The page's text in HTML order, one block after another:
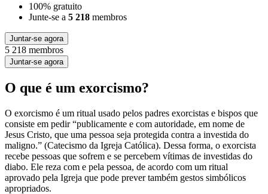
100% gratuito
Junte-se a 5 218 membros
Juntar-se agora
5 218 membros
Juntar-se agora
O que é um exorcismo?
O exorcismo é um ritual usado pelos padres exorcistas e bispos que
consiste em pedir “publicamente e com autoridade, em nome de
Jesus Cristo, que uma pessoa seja protegida contra a investida do
maligno.” (Catecismo da Igreja Católica). Dessa forma, o exorcista
recebe pessoas que sofrem e se percebem vítimas de investidas do
diabo. Ele reza com e pela pessoa, de acordo com um ritual
aprovado pela Igreja que pode prever também gestos simbólicos
apropriados.